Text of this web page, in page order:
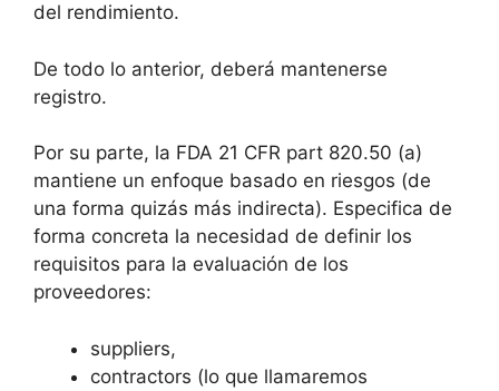
del rendimiento.
De todo lo anterior, deberá mantenerse
registro.
Por su parte, la FDA 21 CFR part 820.50 (a)
mantiene un enfoque basado en riesgos (de
una forma quizás más indirecta). Especifica de
forma concreta la necesidad de definir los
requisitos para la evaluación de los
proveedores:
suppliers,
contractors (lo que llamaremos